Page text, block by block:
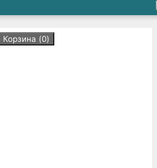
Корзина (0)